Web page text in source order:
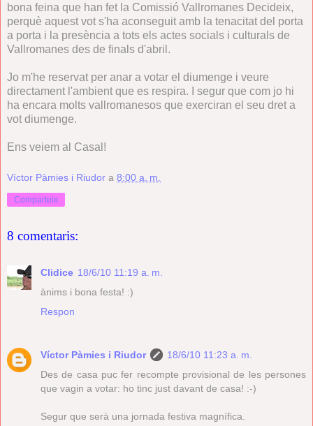
bona feina que han fet la Comissió Vallromanes Decideix,
perquè aquest vot s'ha aconseguit amb la tenacitat del porta
a porta i la presència a tots els actes socials i culturals de
Vallromanes des de finals d'abril.
Jo m'he reservat per anar a votar el diumenge i veure
directament l'ambient que es respira. I segur que com jo hi
ha encara molts vallromanesos que exerciran el seu dret a
vot diumenge.
Ens veiem al Casal!
Víctor Pàmies i Riudor a 8:00 a. m.
Comparteix
8 comentaris:
Clidice 18/6/10 11:19 a. m.
ànims i bona festa! :)
Respon
Víctor Pàmies i Riudor
18/6/10 11:23 a. m.
Des de casa puc fer recompte provisional de les persones
que vagin a votar: ho tinc just davant de casa! :-)
Segur que serà una jornada festiva magnífica.